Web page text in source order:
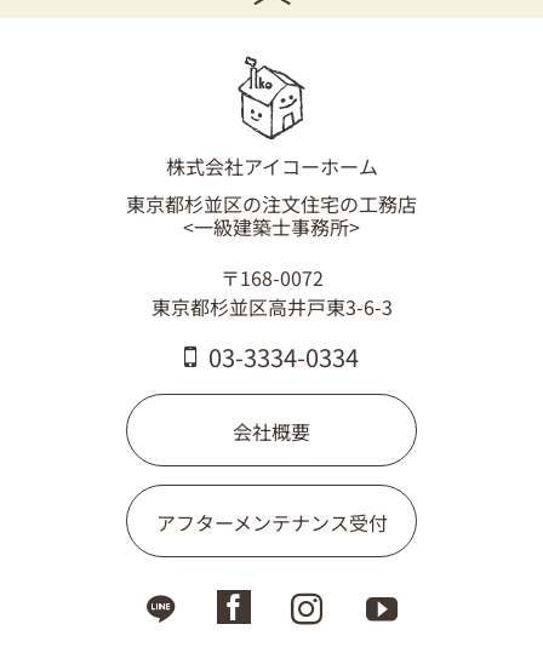
03-3334-0334
株式会社アイコーホーム
東京都杉並区の注文住宅の工務店
<一級建築士事務所>
〒168-0072
東京都杉並区高井戸東3-6-3
03-3334-0334
会社概要
アフターメンテナンス受付